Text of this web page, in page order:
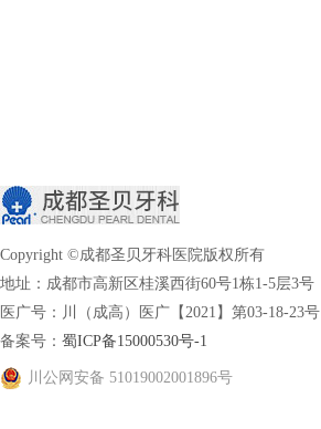
Copyright ©成都圣贝牙科医院版权所有
地址：成都市高新区桂溪西街60号1栋1-5层3号
医广号：川（成高）医广【2021】第03-18-23号
备案号： 蜀ICP备15000530号-1
川公网安备 51019002001896号